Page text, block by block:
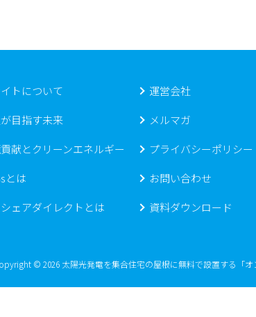
トについて
目指す未来
献とクリーンエネルギー
とは
ェアダイレクトとは
運営会社
メルマガ
プライバシーポリシー
お問い合わせ
資料ダウンロード
© 2026 太陽光発電を集合住宅の屋根に無料で設置する「